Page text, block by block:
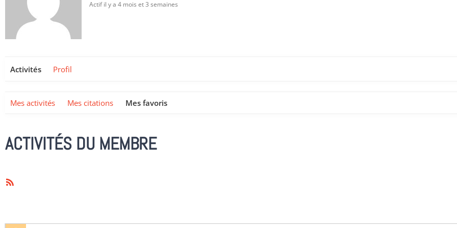
Actif il y a 4 mois et 3 semaines
Activités Profil
Mes activités Mes citations Mes favoris
ACTIVITÉS DU MEMBRE